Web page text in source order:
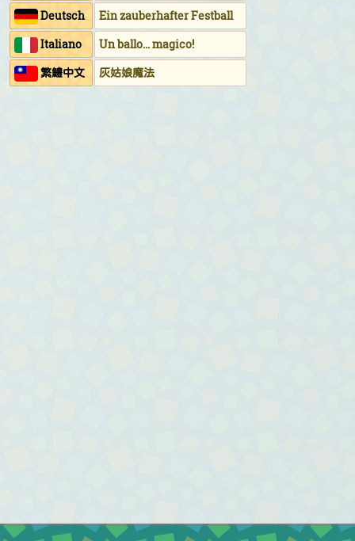
Deutsch
Ein zauberhafter Festball
Italiano
Un ballo... magico!
繁鱧中文
灰姑娘魔法